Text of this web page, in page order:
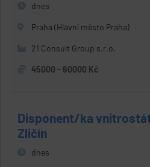
dnes
Praha (Hlavní město Praha)
21 Consult Group s.r.o.
45000 - 60000 Kč
Disponent/ka
Zličín
dnes